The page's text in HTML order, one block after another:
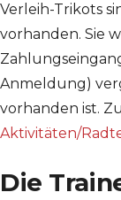
Verleih-Trikots
vorhanden. Sie
Anmeldung)
vorhanden ist.
Aktivitäten/
Die